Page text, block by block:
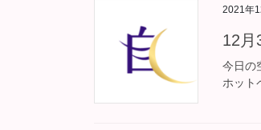
2021年
12月
今日の
ホット